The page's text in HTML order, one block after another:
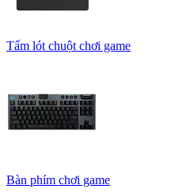
Tấm lót chuột chơi game
Bàn phím chơi game